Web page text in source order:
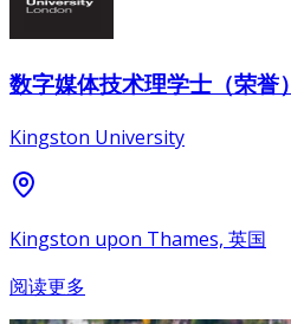
数字媒体技术理学士（荣誉
Kingston University
Kingston upon Thames, 英国
阅读更多